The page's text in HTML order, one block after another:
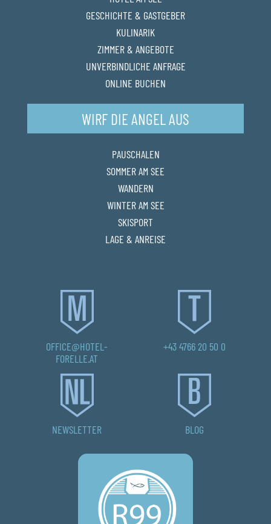
GESCHICHTE & GASTGEBER
KULINARIK
ZIMMER & ANGEBOTE
UNVERBINDLICHE ANFRAGE
ONLINE BUCHEN
WIRF DIE ANGEL AUS
PAUSCHALEN
SOMMER AM SEE
WANDERN
WINTER AM SEE
SKISPORT
LAGE & ANREISE
OFFICE@HOTEL-
FORELLE.AT
+43 4766 20 50 0
NEWSLETTER BLOG